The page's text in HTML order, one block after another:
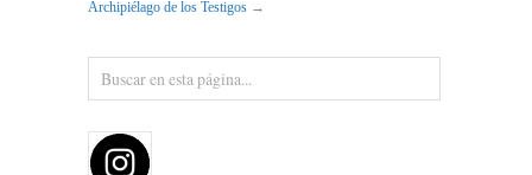
Archipiélago de los Testigos →